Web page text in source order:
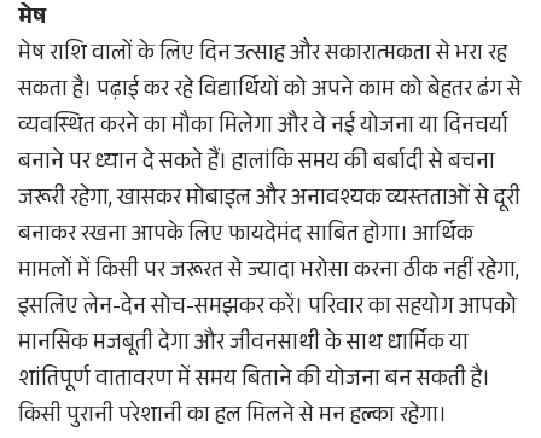
मेष
मेष राशि वालों के लिए दिन उत्साह और सकारात्मकता से भरा रह
सकता है। पढ़ाई कर रहे विद्यार्थियों को अपने काम को बेहतर ढंग से
व्यवस्थित करने का मौका मिलेगा और वे नई योजना या दिनचर्या
बनाने पर ध्यान दे सकते हैं। हालांकि समय की बर्बादी से बचना
जरूरी रहेगा, खासकर मोबाइल और अनावश्यक व्यस्तताओं से दूरी
बनाकर रखना आपके लिए फायदेमंद साबित होगा। आर्थिक
मामलों में किसी पर जरूरत से ज्यादा भरोसा करना ठीक नहीं रहेगा,
इसलिए लेन-देन सोच-समझकर करें। परिवार का सहयोग आपको
मानसिक मजबूती देगा और जीवनसाथी के साथ धार्मिक या
शांतिपूर्ण वातावरण में समय बिताने की योजना बन सकती है।
किसी पुरानी परेशानी का हल मिलने से मन हल्का रहेगा।